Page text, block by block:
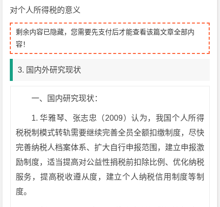
对个人所得税的意义
剩余内容已隐藏，您需要先支付后才能查看该篇文章全部内
容！
3. 国内外研究现状
一、国内研究现状：
1. 华雅琴、张志忠（2009）认为，我国个人所得
税税制模式转轨需要继续完善全员全额扣缴制度，尽快
完善纳税人档案体系、扩大自行申报范围，建立申报激
励制度，适当提高对公益性捐税前扣除比例、优化纳税
服务，提高税收遵从度，建立个人纳税信用制度等制
度。